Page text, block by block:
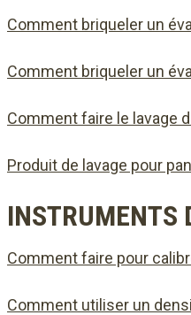
Comment briqueler un
Comment briqueler un
Comment faire le lavage
Produit de lavage pour
INSTRUMENTS
Comment faire pour
Comment utiliser un